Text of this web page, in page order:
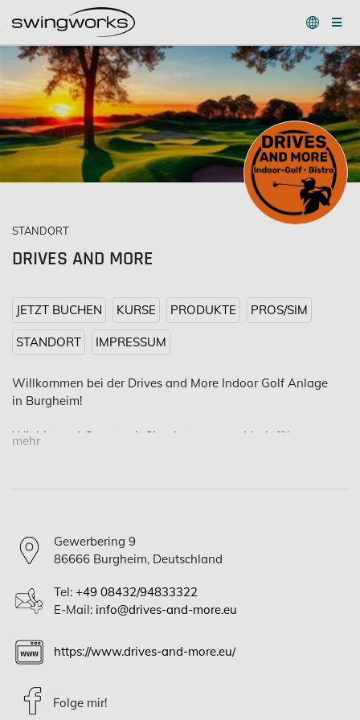
STANDORT
DRIVES AND MORE
JETZT BUCHEN KURSE PRODUKTE PROS/SIM
STANDORT IMPRESSUM
Willkommen bei der Drives and More Indoor Golf Anlage
in Burgheim!
Wir bieten 4 Courts mit Simulatoren vom Marktführer
bieten wir wechselnde Tagesgerichte und Kuchen an, die
frisch vor Ort zubereitet werden.
Der 40,00 EUR Preis wird pro Court berechnet und ist von
der Anzahl der Spielenden unabhängig.
Wir vermieten Leihschläger gegen einen Aufpreis von 5
EUR.
Wir bieten Ihnen auch folgende besonderen Angebote:
mehr
Gewerbering 9
86666 Burgheim, Deutschland
Tel: +49 08432/94833322
E-Mail: info@drives-and-more.eu
https://www.drives-and-more.eu/
Folge mir!